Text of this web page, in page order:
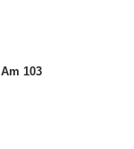
103